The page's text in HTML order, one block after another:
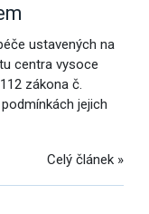
ustavených na
centra vysoce
zákona č.
jejich
Celý článek »